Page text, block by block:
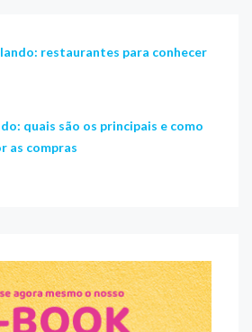
restaurantes para conhecer
quais são os principais e como
as compras